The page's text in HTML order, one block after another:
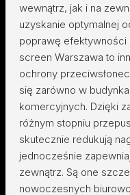
wewnątrz, jak i na
uzyskanie optymalnej
poprawę efektywności
screen Warszawa to
ochrony
się zarówno w
komercyjnych. Dzięki
różnym stopniu
skutecznie redukują
jednocześnie
zewnątrz. Są one
nowoczesnych